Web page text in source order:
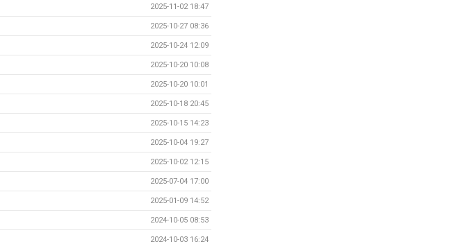
2025-11-02 18:47
2025-10-27 08:36
2025-10-24 12:09
2025-10-20 10:08
2025-10-20 10:01
2025-10-18 20:45
2025-10-15 14:23
2025-10-04 19:27
2025-10-02 12:15
2025-07-04 17:00
2025-01-09 14:52
2024-10-05 08:53
2024-10-03 16:24